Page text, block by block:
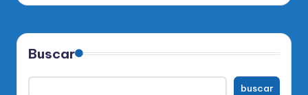
Buscar
buscar